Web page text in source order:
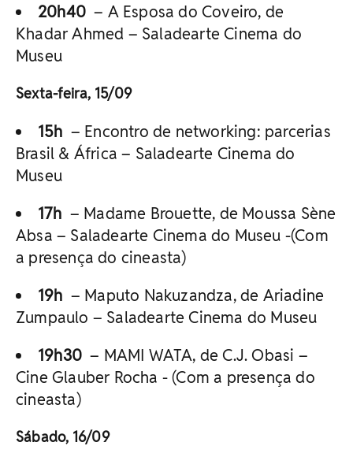
20h40 – A Esposa do Coveiro, de
Khadar Ahmed – Saladearte Cinema do
Museu
Sexta-feira, 15/09
15h – Encontro de networking: parcerias
Brasil & África – Saladearte Cinema do
Museu
17h – Madame Brouette, de Moussa Sène
Absa – Saladearte Cinema do Museu -(Com
a presença do cineasta)
19h – Maputo Nakuzandza, de Ariadine
Zumpaulo – Saladearte Cinema do Museu
19h30 – MAMI WATA, de C.J. Obasi –
Cine Glauber Rocha - (Com a presença do
cineasta)
Sábado, 16/09